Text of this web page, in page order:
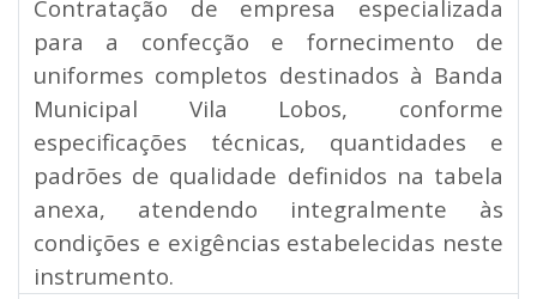
Contratação de empresa especializada
para a confecção e fornecimento de
uniformes completos destinados à Banda
Municipal Vila Lobos, conforme
especificações técnicas, quantidades e
padrões de qualidade definidos na tabela
anexa, atendendo integralmente às
condições e exigências estabelecidas neste
instrumento.